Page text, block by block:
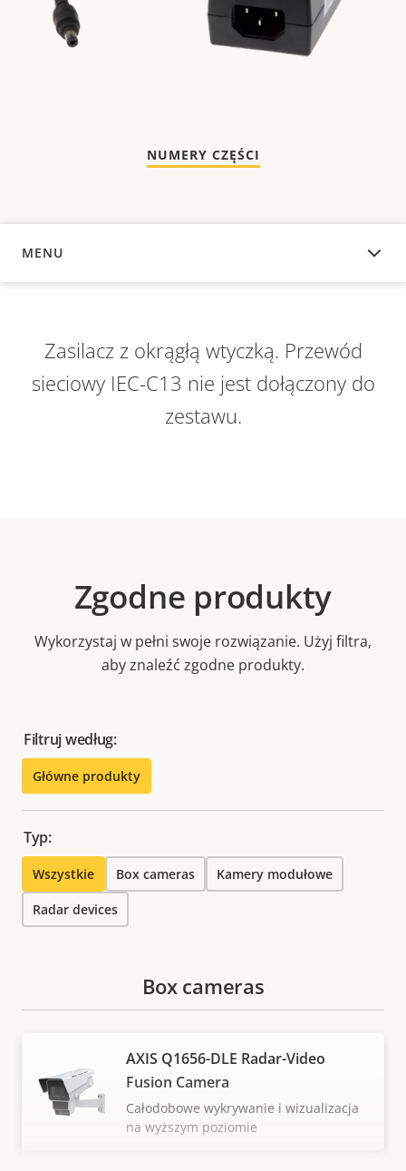
NUMERY CZĘŚCI
MENU
INFORMACJE OGÓLNE
Zasilacz z okrągłą wtyczką. Przewód
sieciowy IEC-C13 nie jest dołączony do
zestawu.
Zgodne produkty
Wykorzystaj w pełni swoje rozwiązanie. Użyj filtra,
aby znaleźć zgodne produkty.
Filtruj według:
Główne produkty
Typ:
Wszystkie Box cameras Kamery modułowe
Radar devices
Box cameras
AXIS Q1656-DLE Radar-Video
Fusion Camera
Całodobowe wykrywanie i wizualizacja
na wyższym poziomie